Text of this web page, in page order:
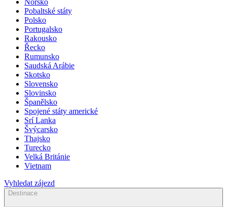
Norsko
Pobaltské státy
Polsko
Portugalsko
Rakousko
Řecko
Rumunsko
Saudská Arábie
Skotsko
Slovensko
Slovinsko
Španělsko
Spojené státy americké
Srí Lanka
Švýcarsko
Thajsko
Turecko
Velká Británie
Vietnam
Vyhledat zájezd
Destinace